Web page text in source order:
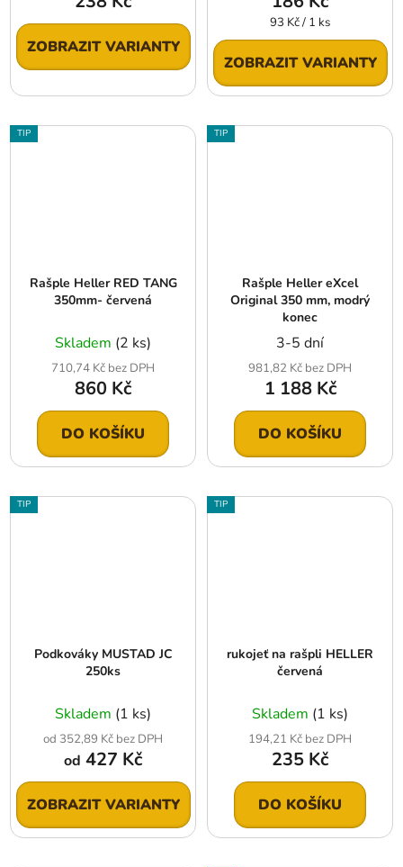
ZOBRAZIT VARIANTY
Měrná
cena:
93 Kč / 1 ks
ZOBRAZIT VARIANTY
TIP
Rašple Heller RED TANG
350mm- červená
Skladem (2 ks)
710,74 Kč bez DPH
860 Kč
DO KOŠÍKU
TIP
Rašple Heller eXcel
Original 350 mm, modrý
konec
3-5 dní
981,82 Kč bez DPH
1 188 Kč
DO KOŠÍKU
TIP
Podkováky MUSTAD JC
250ks
Skladem (1 ks)
od 352,89 Kč bez DPH
od 427 Kč
ZOBRAZIT VARIANTY
TIP
rukojeť na rašpli HELLER
červená
Skladem (1 ks)
194,21 Kč bez DPH
235 Kč
DO KOŠÍKU